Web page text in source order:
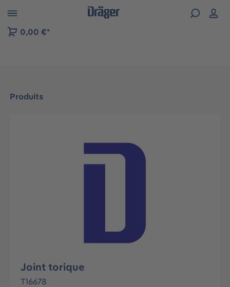
to B2B platform navigation
0,00 €*
Produits
Ignorer la galerie d'images
Joint torique
T16678